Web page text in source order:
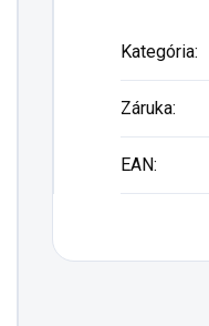
Kategória:
Záruka:
EAN: